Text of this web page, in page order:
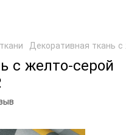
Декоративная ткань
с желто-серой